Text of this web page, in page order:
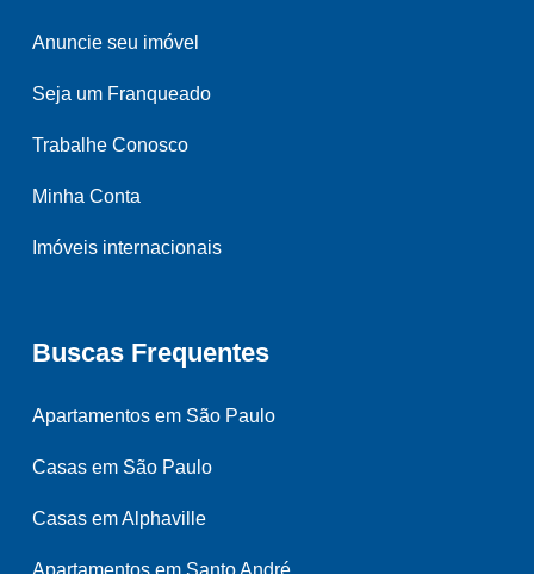
Anuncie seu imóvel
Seja um Franqueado
Trabalhe Conosco
Minha Conta
Imóveis internacionais
Buscas Frequentes
Apartamentos em São Paulo
Casas em São Paulo
Casas em Alphaville
Apartamentos em Santo André